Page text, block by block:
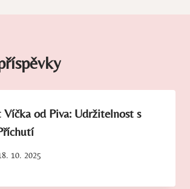
od Piva: Udržitelnost s
10. 2025